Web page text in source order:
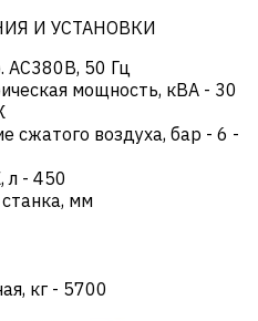
И УСТАНОВКИ
AC380В, 50 Гц
мощность, кВА - 30
сжатого воздуха, бар - 6 -
л - 450
мм
кг - 5700